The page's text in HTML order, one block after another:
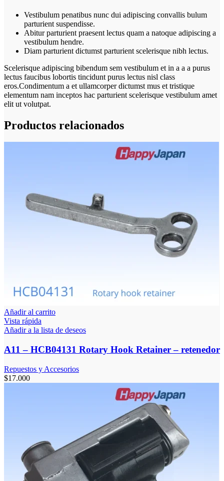
Vestibulum penatibus nunc dui adipiscing convallis bulum
parturient suspendisse.
Abitur parturient praesent lectus quam a natoque adipiscing a
vestibulum hendre.
Diam parturient dictumst parturient scelerisque nibh lectus.
Scelerisque adipiscing bibendum sem vestibulum et in a a a purus
lectus faucibus lobortis tincidunt purus lectus nisl class
eros.Condimentum a et ullamcorper dictumst mus et tristique
elementum nam inceptos hac parturient scelerisque vestibulum amet
elit ut volutpat.
Productos relacionados
Añadir al carrito
Vista rápida
Añadir a la lista de deseos
A11 – HCB04131 Rotary Hook Retainer – retenedor
Repuestos y Accesorios
$17.000